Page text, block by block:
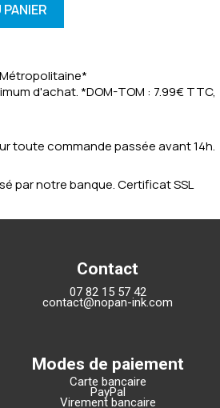
d'achat. *DOM-TOM : 7.99€ TTC,
toute commande passée avant 14h.
par notre banque. Certificat SSL
Contact
07 82 15 57 42
contact@nopan-ink.com
Modes de paiement
Carte bancaire
PayPal
Virement bancaire